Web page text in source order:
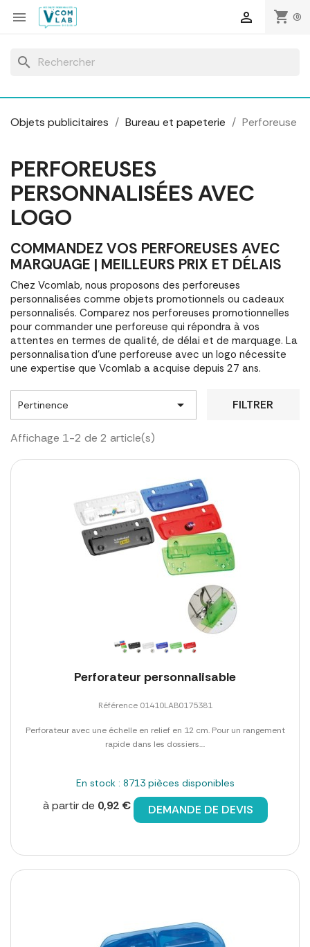
 shopping_cart (0)

search
Objets publicitaires Bureau et papeterie Perforeuse
PERFOREUSES
PERSONNALISÉES AVEC
LOGO
COMMANDEZ VOS PERFOREUSES AVEC
MARQUAGE | MEILLEURS PRIX ET DÉLAIS
Chez Vcomlab, nous proposons des perforeuses
personnalisées comme objets promotionnels ou cadeaux
personnalisés. Comparez nos perforeuses promotionnelles
pour commander une perforeuse qui répondra à vos
attentes en termes de qualité, de délai et de marquage. La
personnalisation d'une perforeuse avec un logo nécessite
une expertise que Vcomlab a acquise depuis 27 ans.
Pertinence  FILTRER
Affichage 1-2 de 2 article(s)
Perforateur personnalisable
Référence 01410LAB0175381
Perforateur avec une échelle en relief en 12 cm. Pour un rangement
rapide dans les dossiers....
En stock : 8713 pièces disponibles
à partir de 0,92 € DEMANDE DE DEVIS
Panneau de gestion des cookies